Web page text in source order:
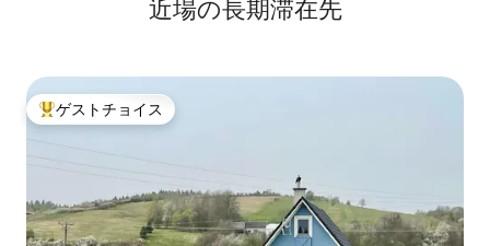
近場の長期滞在先
大好評のゲストチョイスです。
ゲストチョイス